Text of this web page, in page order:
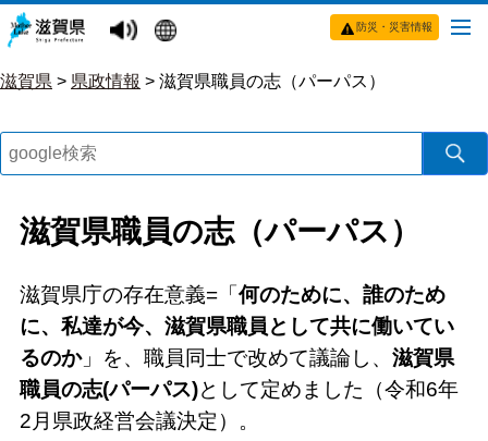
防災・災害情報
滋賀県 > 県政情報 > 滋賀県職員の志（パーパス）
滋賀県職員の志（パーパス）
滋賀県庁の存在意義=「 何のために、誰のため
に、私達が今、滋賀県職員として共に働いてい
るのか」を、職員同士で改めて議論し、 滋賀県
職員の志(パーパス)として定めました（令和6年
2月県政経営会議決定）。